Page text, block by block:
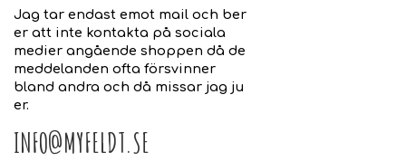
Jag tar endast emot mail och ber
er att inte kontakta på sociala
medier angående shoppen då de
meddelanden ofta försvinner
bland andra och då missar jag ju
er.
INFO@MYFELDT.SE